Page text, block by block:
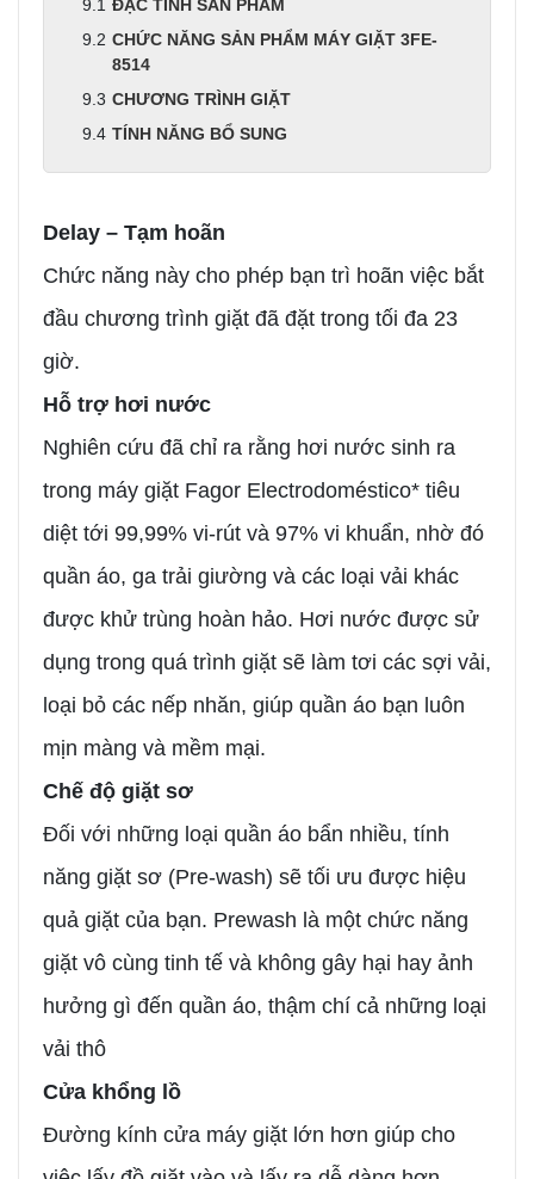
ĐẶC TÍNH SẢN PHẨM
CHỨC NĂNG SẢN PHẨM MÁY GIẶT 3FE-
8514
CHƯƠNG TRÌNH GIẶT
TÍNH NĂNG BỔ SUNG
Delay – Tạm hoãn
Chức năng này cho phép bạn trì hoãn việc bắt
đầu chương trình giặt đã đặt trong tối đa 23
giờ.
Hỗ trợ hơi nước
Nghiên cứu đã chỉ ra rằng hơi nước sinh ra
trong máy giặt Fagor Electrodoméstico* tiêu
diệt tới 99,99% vi-rút và 97% vi khuẩn, nhờ đó
quần áo, ga trải giường và các loại vải khác
được khử trùng hoàn hảo. Hơi nước được sử
dụng trong quá trình giặt sẽ làm tơi các sợi vải,
loại bỏ các nếp nhăn, giúp quần áo bạn luôn
mịn màng và mềm mại.
Chế độ giặt sơ
Đối với những loại quần áo bẩn nhiều, tính
năng giặt sơ (Pre-wash) sẽ tối ưu được hiệu
quả giặt của bạn. Prewash là một chức năng
giặt vô cùng tinh tế và không gây hại hay ảnh
hưởng gì đến quần áo, thậm chí cả những loại
vải thô
Cửa khổng lồ
Đường kính cửa máy giặt lớn hơn giúp cho